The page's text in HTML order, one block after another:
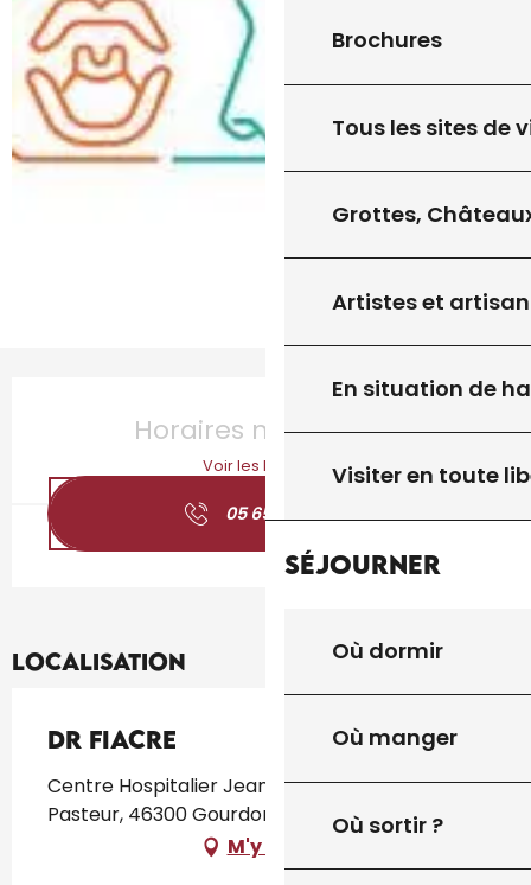
Brochures
Tous les sites de
Grottes,
Artistes et
En situation de
Visiter en toute
Séjourner
Où dormir
Où manger
Où sortir ?
Ouverture et coordonnées
Horaires non définis
Voir les horaires
05 65 27 65▒▒
Localisation
Dr Fiacre
Centre Hospitalier Jean Coulon Avenue
Pasteur, 46300 Gourdon
M'y rendre